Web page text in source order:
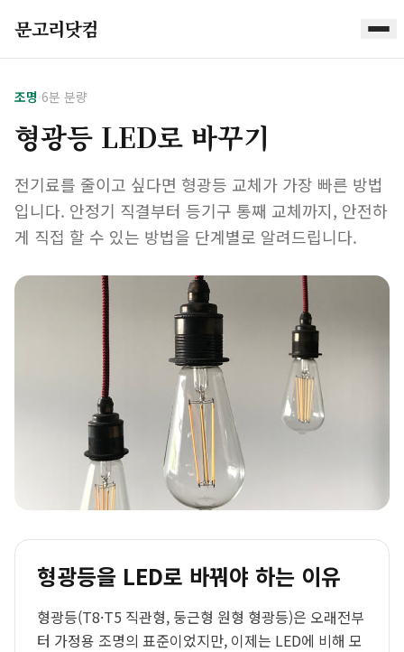
문고리닷컴
조명·6분 분량
형광등 LED로 바꾸기
전기료를 줄이고 싶다면 형광등 교체가 가장 빠른 방법
입니다. 안정기 직결부터 등기구 통째 교체까지, 안전하
게 직접 할 수 있는 방법을 단계별로 알려드립니다.
형광등을 LED로 바꿔야 하는 이유
형광등(T8·T5 직관형, 둥근형 원형 형광등)은 오래전부
터 가정용 조명의 표준이었지만, 이제는 LED에 비해 모